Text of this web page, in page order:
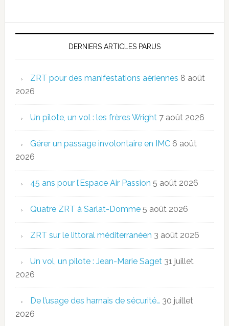
DERNIERS ARTICLES PARUS
ZRT pour des manifestations aériennes 8 août
2026
Un pilote, un vol : les frères Wright 7 août 2026
Gérer un passage involontaire en IMC 6 août
2026
45 ans pour l’Espace Air Passion 5 août 2026
Quatre ZRT à Sarlat-Domme 5 août 2026
ZRT sur le littoral méditerranéen 3 août 2026
Un vol, un pilote : Jean-Marie Saget 31 juillet
2026
De l’usage des harnais de sécurité… 30 juillet
2026